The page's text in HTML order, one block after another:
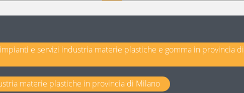
e servizi industria materie plastiche e gomma in provincia di
materie plastiche in provincia di Milano